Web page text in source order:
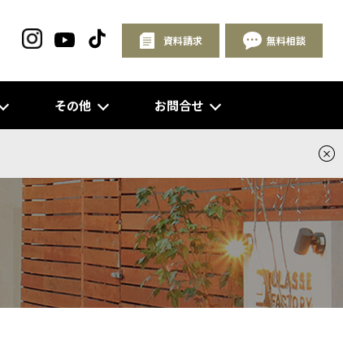
資料請求 無料相談
その他 お問合せ